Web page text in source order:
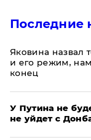
Последние
Яковина назвал
и его режим,
конец
У Путина не
не уйдет с